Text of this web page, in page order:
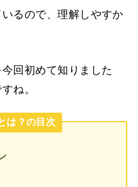
るので、理解しやすか
回初めて知りました
ね。
は？の目次